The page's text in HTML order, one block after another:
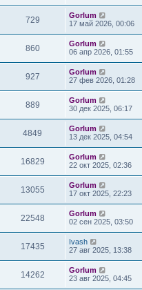
729
Gorlum
17 май 2026, 00:06
860
Gorlum
06 апр 2026, 01:55
927
Gorlum
27 фев 2026, 01:28
889
Gorlum
30 дек 2025, 06:17
4849
Gorlum
13 дек 2025, 04:54
16829
Gorlum
22 окт 2025, 02:36
13055
Gorlum
17 окт 2025, 22:23
22548
Gorlum
02 сен 2025, 03:50
17435
Ivash
27 авг 2025, 13:38
14262
Gorlum
23 авг 2025, 04:45